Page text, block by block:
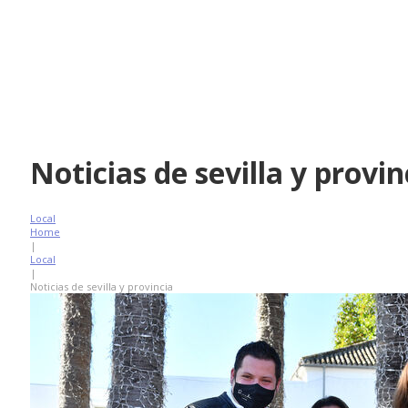
Noticias de sevilla y
Local
Home
|
Local
|
Noticias de sevilla y provincia